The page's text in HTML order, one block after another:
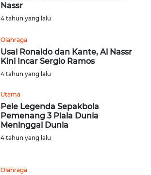
Nassr
4 tahun yang lalu
Olahraga
Usai Ronaldo dan Kante, Al Nassr
Kini Incar Sergio Ramos
4 tahun yang lalu
Utama
Pele Legenda Sepakbola
Pemenang 3 Piala Dunia
Meninggal Dunia
4 tahun yang lalu
Olahraga